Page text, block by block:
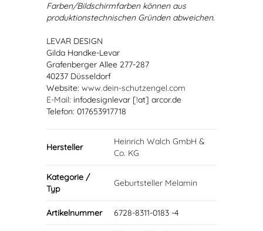
Farben/Bildschirmfarben können aus
produktionstechnischen Gründen abweichen.
LEVAR DESIGN
Gilda Handke-Levar
Grafenberger Allee 277-287
40237 Düsseldorf
Website: www.dein-schutzengel.com
E-Mail: infodesignlevar [!at] arcor.de
Telefon: 017653917718
Hersteller
Heinrich Walch GmbH &
Co. KG
Kategorie /
Typ
Geburtsteller Melamin
Artikelnummer 6728-8311-0183 -4